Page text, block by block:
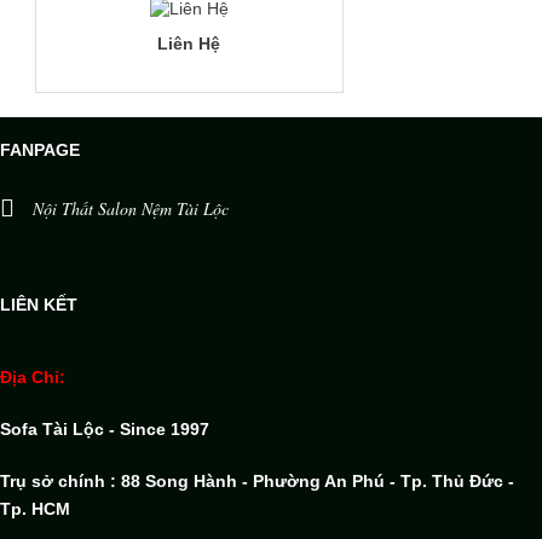
Liên Hệ
FANPAGE
Nội Thất Salon Nệm Tài Lộc
LIÊN KẾT
Địa Chỉ:
Sofa Tài Lộc - Since 1997
Trụ sở chính : 88 Song Hành - Phường An Phú - Tp. Thủ Đức -
Tp. HCM